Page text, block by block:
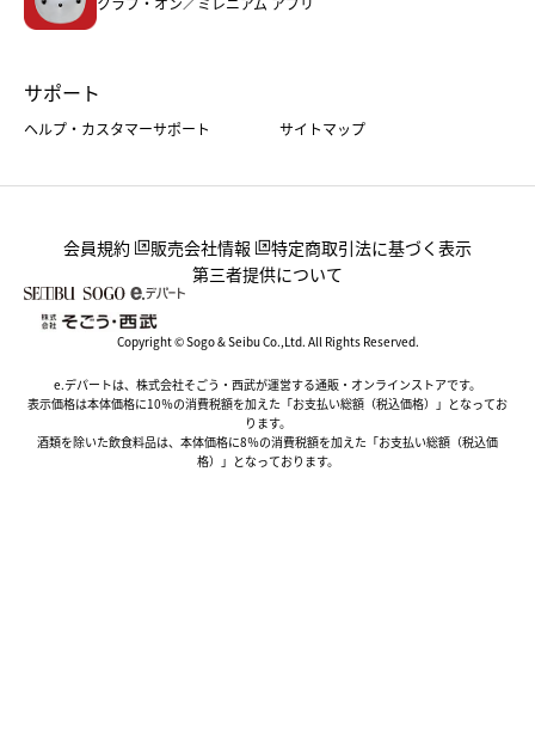
サポート
ヘルプ・カスタマーサポート サイトマップ
会員規約 販売会社情報
特定商取引法に基づく表示
第三者提供について
Copyright © Sogo & Seibu Co.,Ltd. All Rights Reserved.
e.デパートは、株式会社そごう・西武が運営する通販・オンラインストアです。
表示価格は本体価格に10％の消費税額を加えた「お支払い総額（税込価格）」となってお
ります。
酒類を除いた飲食料品は、本体価格に8％の消費税額を加えた「お支払い総額（税込価
格）」となっております。